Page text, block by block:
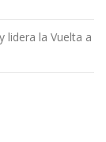
lidera la Vuelta a